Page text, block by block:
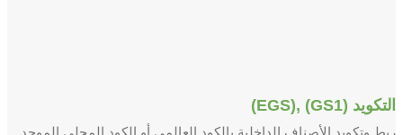
التكويد (GS1) ,(EGS)